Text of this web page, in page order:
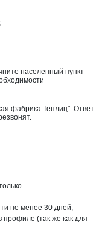
населенный пункт
фабрика Теплиц". Ответ
не менее 30 дней;
(так же как для